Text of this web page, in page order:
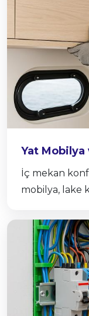
Yat Mobilya
İç mekan
mobilya, lake